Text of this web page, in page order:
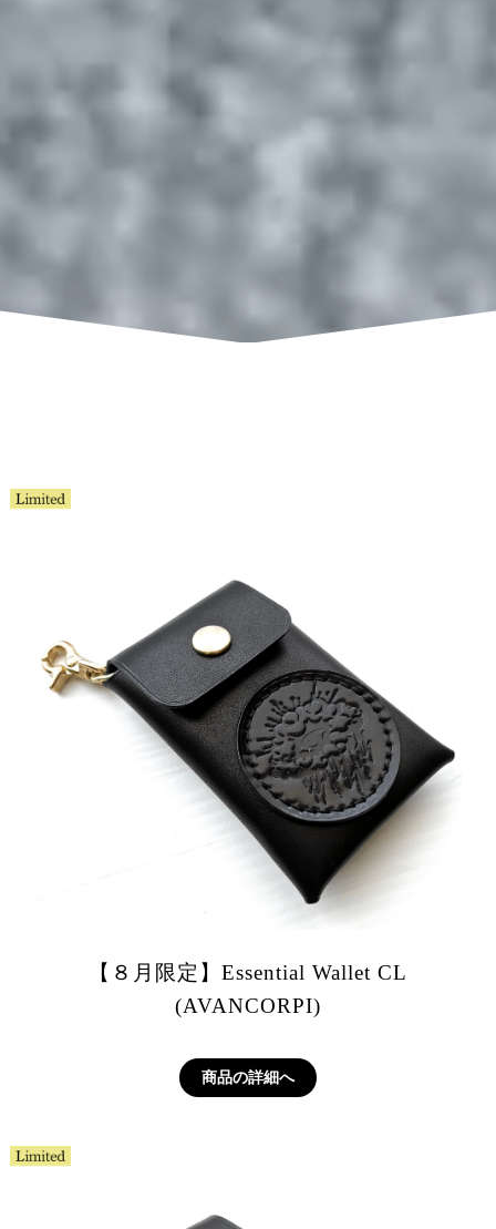
【８月限定】Essential Wallet CL
(AVANCORPI)
商品の詳細へ